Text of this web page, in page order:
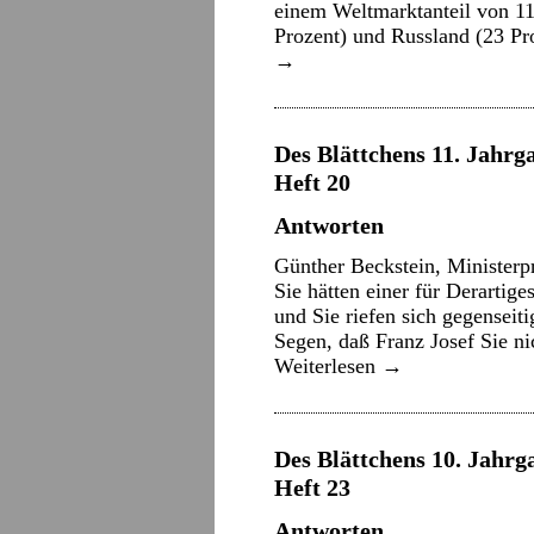
einem Weltmarktanteil von
Prozent) und Russland (23
→
Des Blättchens 11.
Heft 20
Antworten
Günther Beckstein,
Sie hätten einer für
und Sie riefen sich
Segen, daß Franz Josef Sie
Weiterlesen →
Des Blättchens 10.
Heft 23